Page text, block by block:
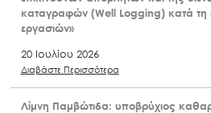
καταγραφών (Well Logging) κατά τη
εργασιών»
20 Ιουλίου 2026
Διαβάστε Περισσότερα
Λίμνη Παμβώτιδα: υποβρύχιος